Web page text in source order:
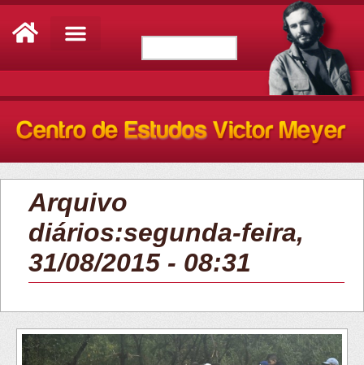
Arquivo
diários:segunda-feira,
31/08/2015 - 08:31